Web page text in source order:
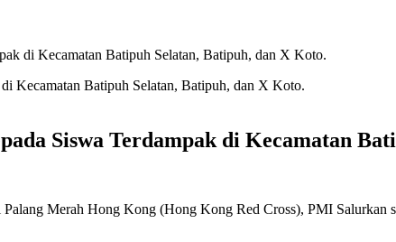
di Kecamatan Batipuh Selatan, Batipuh, dan X Koto.
Siswa Terdampak di Kecamatan
Merah Hong Kong (Hong Kong Red Cross), PMI Salurkan